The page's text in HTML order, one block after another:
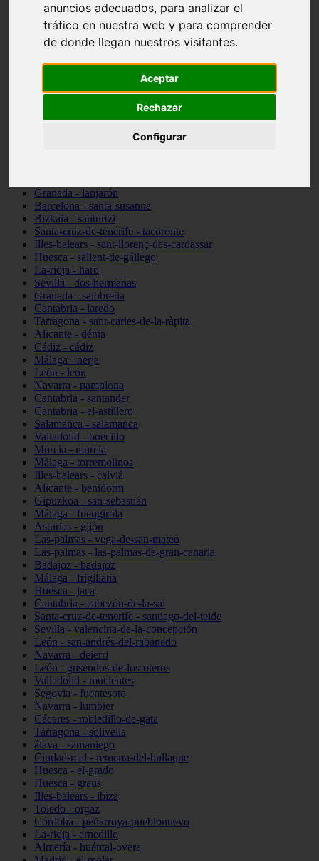
anuncios adecuados, para analizar el
tráfico en nuestra web y para comprender
de donde llegan nuestros visitantes.
Aceptar
Rechazar
Configurar
Córdoba - almedinilla
Navarra - zangoza
Cantabria - arenas-de-iguña
Barcelona - la-pobla-de-lillet
Murcia - cartagena
Madrid - nuevo-baztán
Granada - lanjarón
Barcelona - santa-susanna
Bizkaia - santurtzi
Santa-cruz-de-tenerife - tacoronte
Illes-balears - sant-llorenç-des-cardassar
Huesca - sallent-de-gállego
La-rioja - haro
Sevilla - dos-hermanas
Granada - salobreña
Cantabria - laredo
Tarragona - sant-carles-de-la-ràpita
Alicante - dénia
Cádiz - cádiz
Málaga - nerja
León - león
Navarra - pamplona
Cantabria - santander
Cantabria - el-astillero
Salamanca - salamanca
Valladolid - boecillo
Murcia - murcia
Málaga - torremolinos
Illes-balears - calvià
Alicante - benidorm
Gipuzkoa - san-sebastián
Málaga - fuengirola
Asturias - gijón
Las-palmas - vega-de-san-mateo
Las-palmas - las-palmas-de-gran-canaria
Badajoz - badajoz
Málaga - frigiliana
Huesca - jaca
Cantabria - cabezón-de-la-sal
Santa-cruz-de-tenerife - santiago-del-teide
Sevilla - valencina-de-la-concepción
León - san-andrés-del-rabanedo
Navarra - deierri
León - gusendos-de-los-oteros
Valladolid - mucientes
Segovia - fuentesoto
Navarra - lumbier
Cáceres - robledillo-de-gata
Tarragona - solivella
álava - samaniego
Ciudad-real - retuerta-del-bullaque
Huesca - el-grado
Huesca - graus
Illes-balears - ibiza
Toledo - orgaz
Córdoba - peñarroya-pueblonuevo
La-rioja - arnedillo
Almería - huércal-overa